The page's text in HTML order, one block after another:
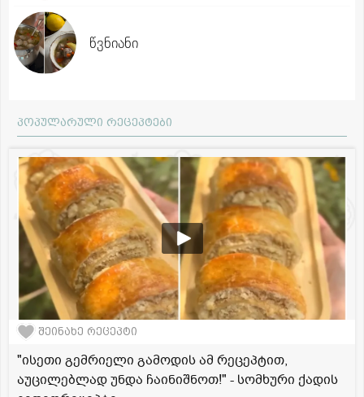
წვნიანი
პოპულარული რეცეპტები
შეინახე რეცეპტი
"ისეთი გემრიელი გამოდის ამ რეცეპტით,
აუცილებლად უნდა ჩაინიშნოთ!" - სომხური ქადის